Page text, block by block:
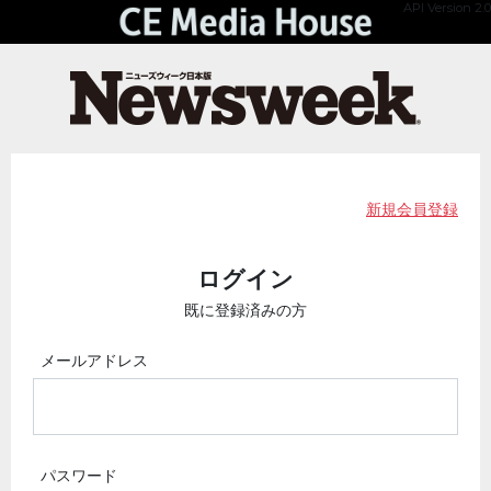
API Version 2.0
新規会員登録
ログイン
既に登録済みの方
メールアドレス
パスワード